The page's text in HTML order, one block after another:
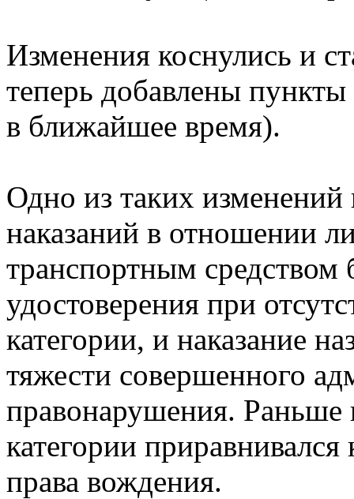
Изменения коснулись и
теперь добавлены
в ближайшее время).
Одно из таких
наказаний в отношении
транспортным средством
удостоверения при
категории, и наказание
тяжести совершенного
правонарушения. Раньше
категории
права вождения.